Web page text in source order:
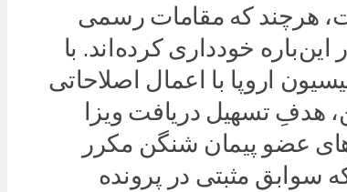
هرچند که مقامات رسمی
خودداری کرده‌اند. با
اروپا با اعمال اصلاحاتی
هدفِ تسهیل دریافت ویزا
عضو پیمان شنگن مکرر
سوابق مثبتی در پرونده